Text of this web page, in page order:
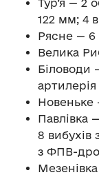
Тур’я — 2
122 мм; 4
Рясне — 6
Велика
Біловоди
Новеньке
Павлівка
8 вибухів
з ФПВ-